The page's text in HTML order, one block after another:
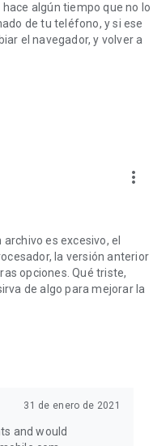
algún tiempo que no lo
de tu teléfono, y si ese
el navegador, y volver a
more_vert
es excesivo, el
la versión anterior
opciones. Qué triste,
de algo para mejorar la
31 de enero de 2021
and would